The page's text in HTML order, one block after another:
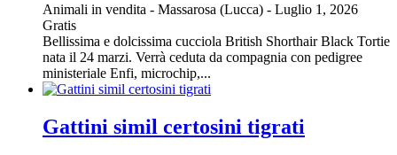
Animali in vendita - Massarosa (Lucca) - Luglio 1, 2026
Gratis
Bellissima e dolcissima cucciola British Shorthair Black Tortie
nata il 24 marzi. Verrà ceduta da compagnia con pedigree
ministeriale Enfi, microchip,...
Gattini simil certosini tigrati